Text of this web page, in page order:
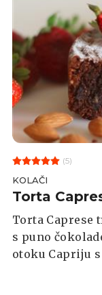
(5)
KOLAČI
Torta
Torta
s puno
otoku Capriju